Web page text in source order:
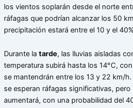
los vientos soplarán desde el norte
ráfagas que podrían alcanzar los 50
precipitación estará entre el 10 y el
Durante la tarde, las lluvias aisladas
temperatura subirá hasta los 14°C,
se mantendrán entre los 13 y 22 km/
se esperan ráfagas significativas, pero
aumentará, con una probabilidad del